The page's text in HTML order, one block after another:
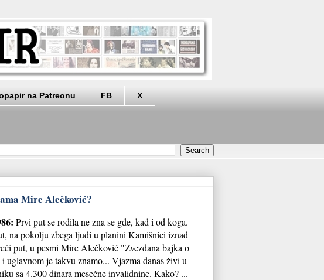
na Patreonu FB X
Mire Alečković?
Prvi put se rodila ne zna se gde, kad i od koga.
na pokolju zbega ljudi u planini Kamišnici iznad
put, u pesmi Mire Alečković "Zvezdana bajka o
uglavnom je takvu znamo... Vjazma danas živi u
sa 4.300 dinara mesečne invalidnine. Kako? ...